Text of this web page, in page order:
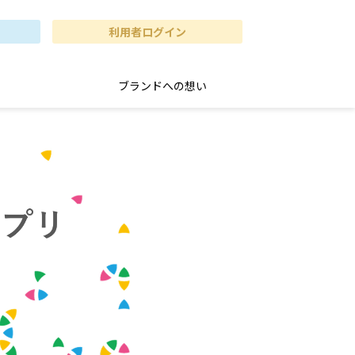
利用者ログイン
ブランドへの想い